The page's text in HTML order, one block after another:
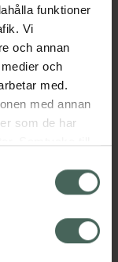
funktioner
Vi
och annan
och
med.
med annan
som de har
påverkar inte
återkallelsen.
Dölj
Visa